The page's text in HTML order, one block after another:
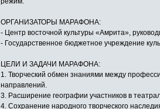
ОРГАНИЗАТОРЫ МАРАФОНА:
- Центр восточной культуры «Амрита»,
- Государственное бюджетное учреждение
ЦЕЛИ И ЗАДАЧИ МАРАФОНА:
1. Творческий обмен знаниями между
направлений.
3. Расширение географии участников в
4. Сохранение народного творческого